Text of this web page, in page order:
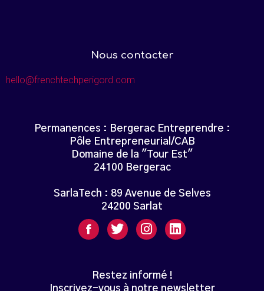
Nous contacter
hello@frenchtechperigord.com
Permanences : Bergerac Entreprendre :
Pôle Entrepreneurial/CAB
Domaine de la "Tour Est"
24100 Bergerac
SarlaTech : 89 Avenue de Selves
24200 Sarlat
Restez informé !
Inscrivez-vous à notre newsletter